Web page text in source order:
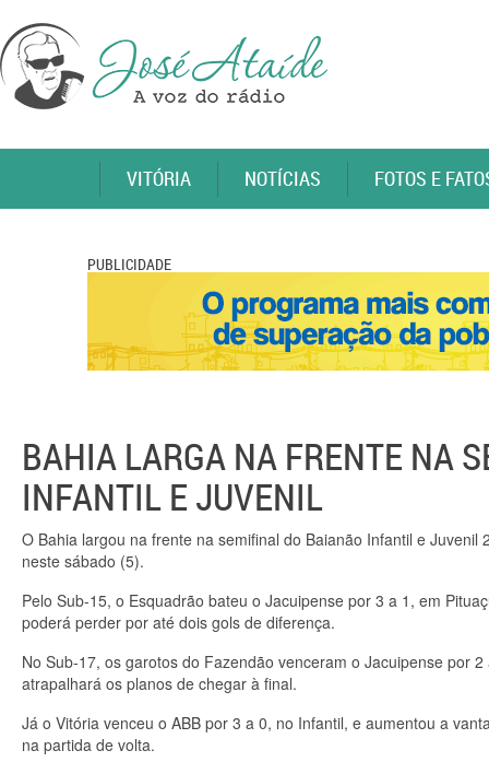
VITÓRIA NOTÍCIAS FOTOS E
PUBLICIDADE
BAHIA LARGA NA FRENTE NA
INFANTIL E JUVENIL
O Bahia largou na frente na semifinal do Baianão Infantil e
neste sábado (5).
Pelo Sub-15, o Esquadrão bateu o Jacuipense por 3 a 1, em
poderá perder por até dois gols de diferença.
No Sub-17, os garotos do Fazendão venceram o Jacuipense por
atrapalhará os planos de chegar à final.
Já o Vitória venceu o ABB por 3 a 0, no Infantil, e aumentou a
na partida de volta.